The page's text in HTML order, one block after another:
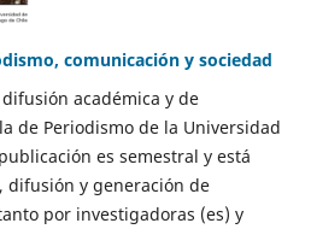
comunicación y sociedad
académica y de
de Periodismo de la Universidad
es semestral y está
difusión y generación de
por investigadoras (es) y